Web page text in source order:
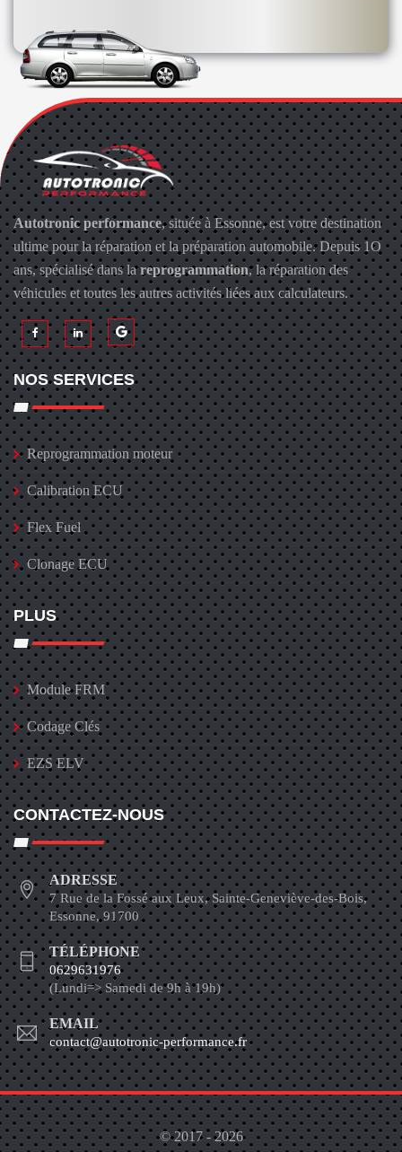
Autotronic performance, située à Essonne, est votre destination
ultime pour la réparation et la préparation automobile. Depuis 1O
ans, spécialisé dans lareprogrammation, la réparation des
véhicules et toutes les autres activités liées aux calculateurs.
NOS SERVICES
Reprogrammation moteur
Calibration ECU
Flex Fuel
Clonage ECU
PLUS
Module FRM
Codage Clés
EZS ELV
CONTACTEZ-NOUS
ADRESSE
7 Rue de la Fossé aux Leux, Sainte-Geneviève-des-Bois,
Essonne, 91700
TÉLÉPHONE
0629631976
(Lundi=> Samedi de 9h à 19h)
EMAIL
contact@autotronic-performance.fr
© 2017 - 2026